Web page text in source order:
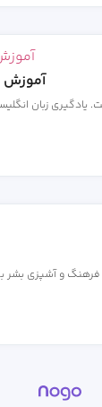
آموزش
یادگیری زبان
فرهنگ و آشپزی